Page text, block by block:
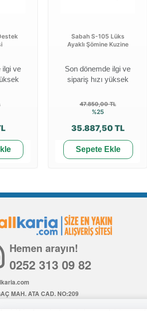
ilgi ve
Sabah S-105 Lüks
Ayaklı Şömine Kuzine
Son dönemde ilgi ve
sipariş hızı yüksek
47.850,00 TL
%25
35.887,50 TL
Sepete Ekle
Hemen arayın!
0252 313 09 82
MAH. ATA CAD. NO:209